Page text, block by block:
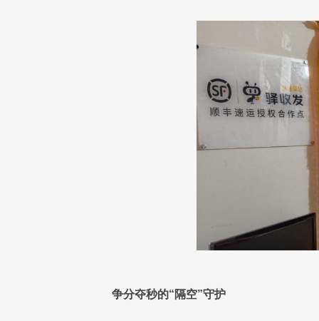
争分夺秒的“隔空”守护